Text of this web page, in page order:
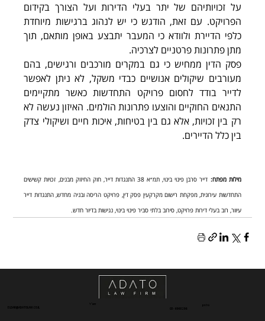
הפרויקט. עם זאת, הודגש כי יש לנהוג ברגישות מיוחדת
כלפי הדיירת ולוודא כי המעבר יתבצע באופן מותאם, תוך
מתן פתרונות פרטניים לצרכיה.
מעורבים שיקולים אנושיים כבדי משקל, לא ניתן לאפשר
התנאים החוקיים והוצעו פתרונות הולמים. האיזון נעשה לא
בין כלל הדיירים.
מילות מפתח:
דייר סרבן פינוי בינוי, תמ״א 38 התנגדות דייר, חוק החיזוק מבנים, זכויות קשישים
התחדשות עירונית, מפקחת רישום מקרקעין פסק דין, פרויקט הריסה ובניה מחדש, התנגדות דייר
עיוור, רוב בעלי דירות פרויקט, סירוב בלתי סביר פינוי בינוי, נגישות בדיור חדש.
דוא"ל
ELDAR@ADATOLAW.CO.IL
טלפון
03-6968296